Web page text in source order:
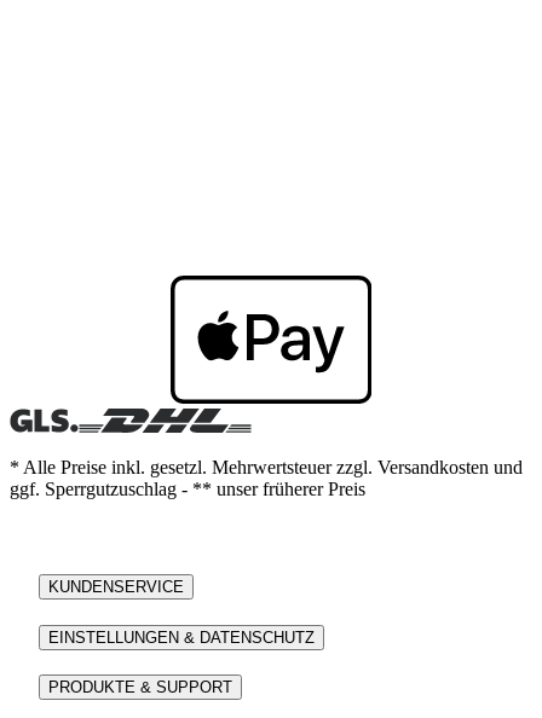
* Alle Preise inkl. gesetzl. Mehrwertsteuer zzgl. Versandkosten und
ggf. Sperrgutzuschlag - ** unser früherer Preis
KUNDENSERVICE
EINSTELLUNGEN & DATENSCHUTZ
PRODUKTE & SUPPORT